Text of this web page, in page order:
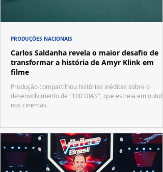
Carlos Saldanha revela o maior desafio de
transformar a história de Amyr Klink em
filme
Produção compartilhou histórias inéditas sobre o
desenvolvimento de "100 DIAS", que estreia em
nos cinemas.
PRODUÇÕES NACIONAIS